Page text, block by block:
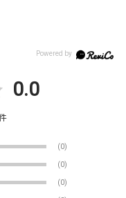
0.0
(0)
(0)
(0)